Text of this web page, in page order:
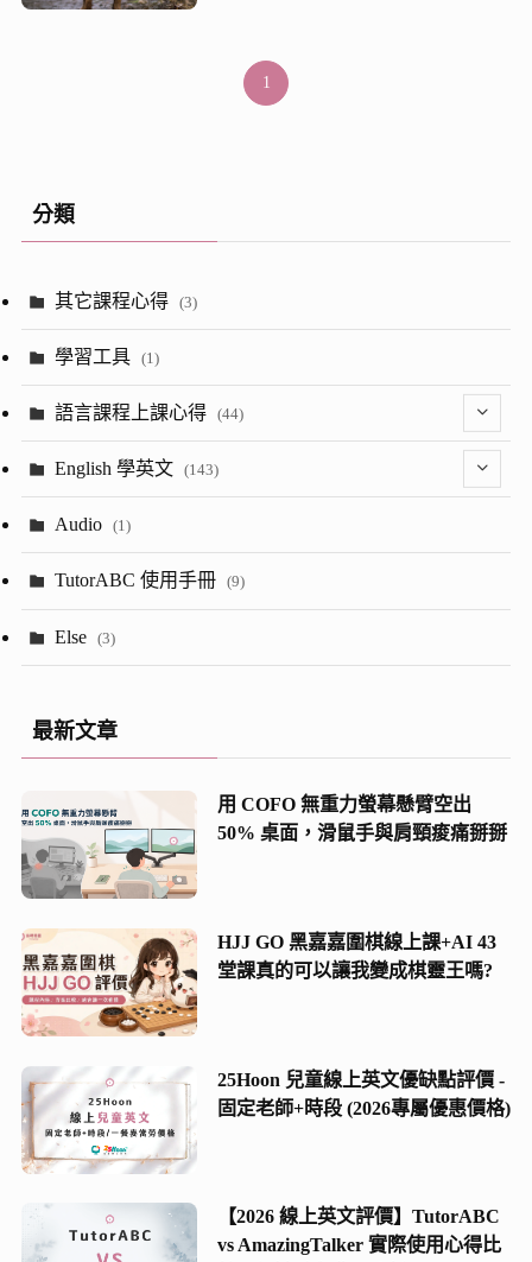
1
分類
其它課程心得 (3)
學習工具 (1)
語言課程上課心得 (44)
(2)
English 學英文 (143)
(13)
(8)
(21)
(13)
Audio (1)
TutorABC 使用手冊 (9)
Else (3)
最新文章
用 COFO 無重力螢幕懸臂空出
50% 桌面，滑鼠手與肩頸痠痛掰掰
HJJ GO 黑嘉嘉圍棋線上課+AI 43
堂課真的可以讓我變成棋靈王嗎?
25Hoon 兒童線上英文優缺點評價 -
固定老師+時段 (2026專屬優惠價格)
【2026 線上英文評價】TutorABC
vs AmazingTalker 實際使用心得比